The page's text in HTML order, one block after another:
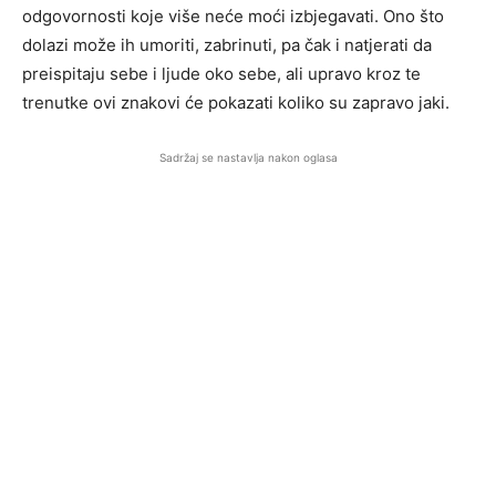
odgovornosti koje više neće moći izbjegavati. Ono što
dolazi može ih umoriti, zabrinuti, pa čak i natjerati da
preispitaju sebe i ljude oko sebe, ali upravo kroz te
trenutke ovi znakovi će pokazati koliko su zapravo jaki.
Sadržaj se nastavlja nakon oglasa